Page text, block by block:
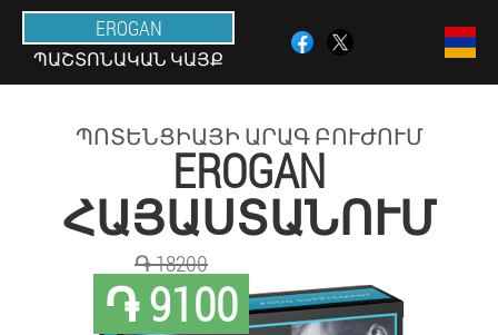
EROGAN
ՊԱՇՏՈՆԱԿԱՆ ԿԱՅՔ
ՊՈՏԵՆՑԻԱՅԻ ԱՐԱԳ ԲՈՒԺՈՒՄ
EROGAN
ՀԱՅԱՍՏԱՆՈՒՄ
֏ 9100
֏ 18200